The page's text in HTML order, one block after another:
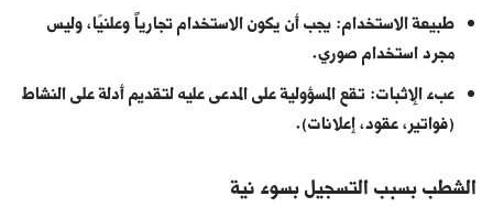
طبيعة الاستخدام: يجب أن يكون الاستخدام تجارياً وعلنيًا، وليس
مجرد استخدام صوري.
عبء الإثبات: تقع المسؤولية على المدعى عليه لتقديم أدلة على النشاط
(فواتير، عقود، إعلانات).
الشطب بسبب التسجيل بسوء نية